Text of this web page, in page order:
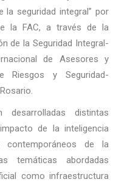
la seguridad integral” por
la FAC, a través de la
de la Seguridad Integral-
de Asesores y
Riesgos y Seguridad-
distintas
de la inteligencia
de la
temáticas abordadas
como infraestructura